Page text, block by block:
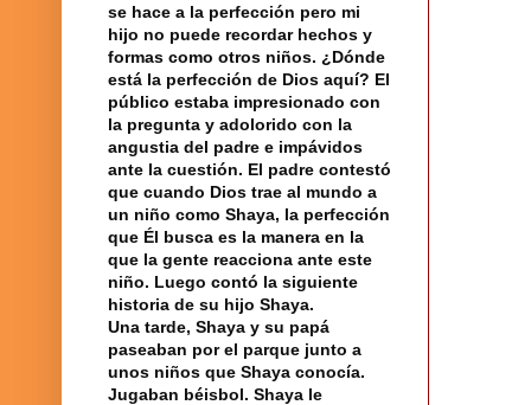
se hace a la perfección pero mi
hijo no puede recordar hechos y
formas como otros niños. ¿Dónde
está la perfección de Dios aquí? El
público estaba impresionado con
la pregunta y adolorido con la
angustia del padre e impávidos
ante la cuestión. El padre contestó
que cuando Dios trae al mundo a
un niño como Shaya, la perfección
que Él busca es la manera en la
que la gente reacciona ante este
niño. Luego contó la siguiente
historia de su hijo Shaya.
Una tarde, Shaya y su papá
paseaban por el parque junto a
unos niños que Shaya conocía.
Jugaban béisbol. Shaya le